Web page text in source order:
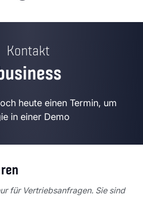
Kontakt
heute einen Termin, um
in einer Demo
für Vertriebsanfragen. Sie sind